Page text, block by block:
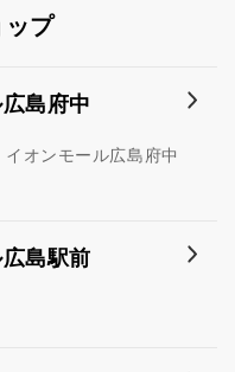
ップ
島府中
オンモール広島府中
島駅前